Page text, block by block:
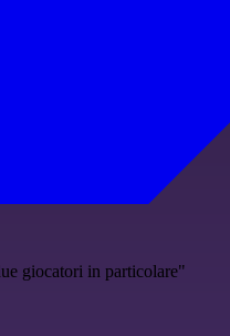
giocatori in particolare"